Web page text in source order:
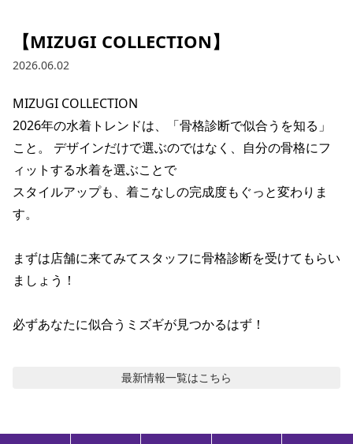
ニュース
【MIZUGI COLLECTION】
2026.06.02
MIZUGI COLLECTION
2026年の水着トレンドは、「骨格診断で似合うを知る」
こと。 デザインだけで選ぶのではなく、自分の骨格にフ
ィットする水着を選ぶことで
スタイルアップも、着こなしの完成度もぐっと変わりま
す。
まずは店舗に来てみてスタッフに骨格診断を受けてもらい
ましょう！
必ずあなたに似合うミズギが見つかるはず！
最新情報一覧はこちら